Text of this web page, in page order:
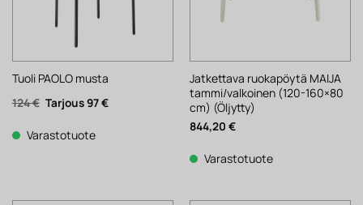
Tuoli PAOLO musta
124€ Alkuperäinen
hinta
124 €.
97€Nykyinen
Varastotuote
Jatkettava ruokapöytä MAIJA
tammi/valkoinen (120-160×80
cm) (Öljytty)
844,20 €
Varastotuote